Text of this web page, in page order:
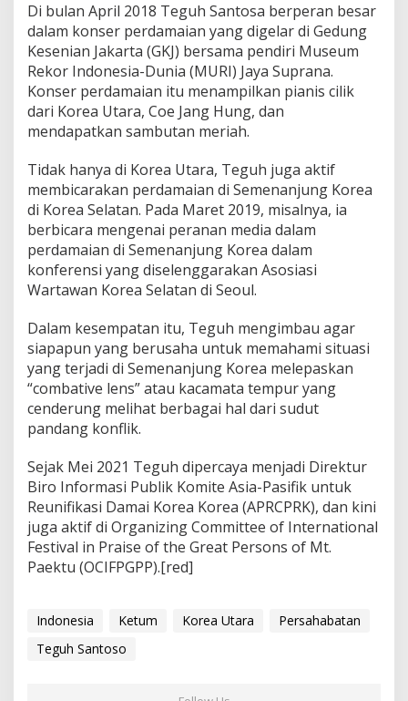
Di bulan April 2018 Teguh Santosa berperan besar
dalam konser perdamaian yang digelar di Gedung
Kesenian Jakarta (GKJ) bersama pendiri Museum
Rekor Indonesia-Dunia (MURI) Jaya Suprana.
Konser perdamaian itu menampilkan pianis cilik
dari Korea Utara, Coe Jang Hung, dan
mendapatkan sambutan meriah.
Tidak hanya di Korea Utara, Teguh juga aktif
membicarakan perdamaian di Semenanjung Korea
di Korea Selatan. Pada Maret 2019, misalnya, ia
berbicara mengenai peranan media dalam
perdamaian di Semenanjung Korea dalam
konferensi yang diselenggarakan Asosiasi
Wartawan Korea Selatan di Seoul.
Dalam kesempatan itu, Teguh mengimbau agar
siapapun yang berusaha untuk memahami situasi
yang terjadi di Semenanjung Korea melepaskan
“combative lens” atau kacamata tempur yang
cenderung melihat berbagai hal dari sudut
pandang konflik.
Sejak Mei 2021 Teguh dipercaya menjadi Direktur
Biro Informasi Publik Komite Asia-Pasifik untuk
Reunifikasi Damai Korea Korea (APRCPRK), dan kini
juga aktif di Organizing Committee of International
Festival in Praise of the Great Persons of Mt.
Paektu (OCIFPGPP).[red]
Indonesia Ketum Korea Utara
Persahabatan
Teguh Santoso